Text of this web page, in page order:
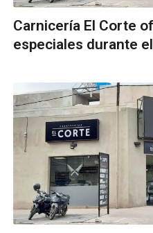
Carnicería El Corte
especiales durante